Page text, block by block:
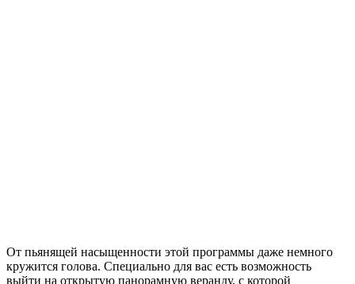
От пьянящей насыщенности этой программы даже немного
кружится голова. Специально для вас есть возможность
выйти на открытую панорамную веранду, с которой